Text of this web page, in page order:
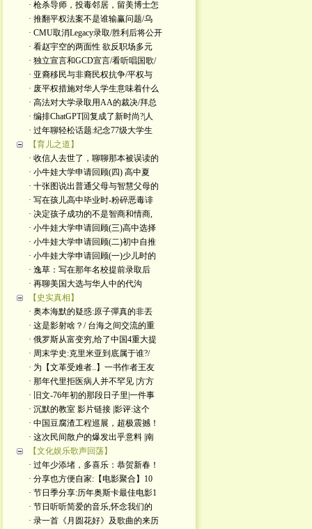
· 枪杀导师，投毒邻居，留美博士怎
· 推翻平权法案不是谁输赢问题/乌
· CMU取消Legacy录取/胜利后将公开
· 看赵宇空的两面性 欲反职场多元
· 独立宣言和GCD宣言/看听唱国歌/
· 亚裔移民与非裔民权抗争/平权与
· 废平权措施对华人学生意味着什么
· 高法对大学录取用AA的裁决/拜总
· 编排ChatGPT回复成了新时尚?|人
· 过年聊轻松话题:纪念77级大学生
【育儿之道】
· 收信人去世了，聊聊那本被误读的
· 小牛娃大学申请回顾(四) 高中夏
· 十张图说出普通父母与智慧父母的
· 写在孩儿高中毕业时-粉碎恶毒诽
· 决定孩子成功的不是智商和情商,
· 小牛娃大学申请回顾(三)高中选择
· 小牛娃大学申请回顾(二)初中自推
· 小牛娃大学申请回顾(一)少儿时的
· 逸草：写在那年名校提前录取后
· 再聊美国大选与华人中的代沟
【史实真相】
· 奥本海默的疑惑:原子彈真的非丟
· 这是影射啥？/ 台海之间交流的重
· 俄罗斯从富变穷,给了中国4重大提
· 周末学史:克里米亚到底属于谁?/
· 为【文革受难者..】一书作者王友
· 那年代里拒医病人并不罕见 |方方
· 旧文-76年初的那段日子里|一件事
· 沉默的教室 影片链接 |影评:这个
· 中国豆腐渣工程巡展，超极震撼！
· 这次民间散户的爆发出乎意料 |南
【文化娱乐歌声回荡】
· 过年少添堵，多喜乐：恭贺新春！
· 分享也方便自家:【电影聚合】10
· 节日季分享:历年奥斯卡最佳电影1
· 节日听听简爱的音乐,怀念我们的
· 录一首《月圆花好》及歌曲的来历